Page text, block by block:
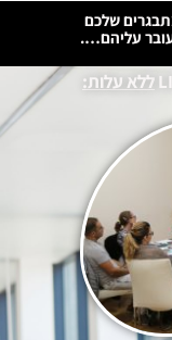
שלכם
עליהם….
ללא עלות: